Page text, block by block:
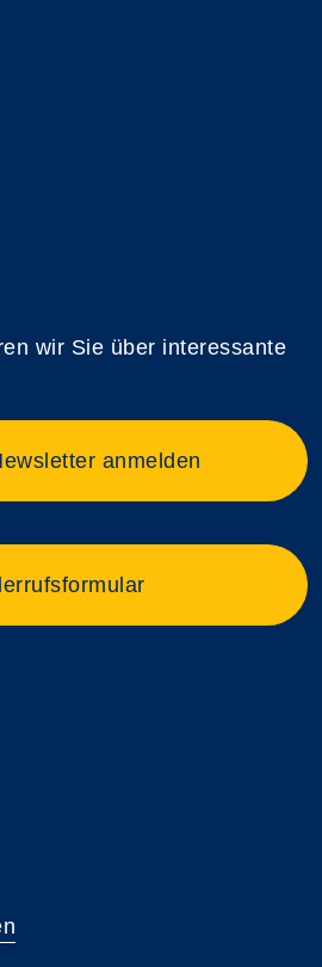
wir Sie über interessante
anmelden